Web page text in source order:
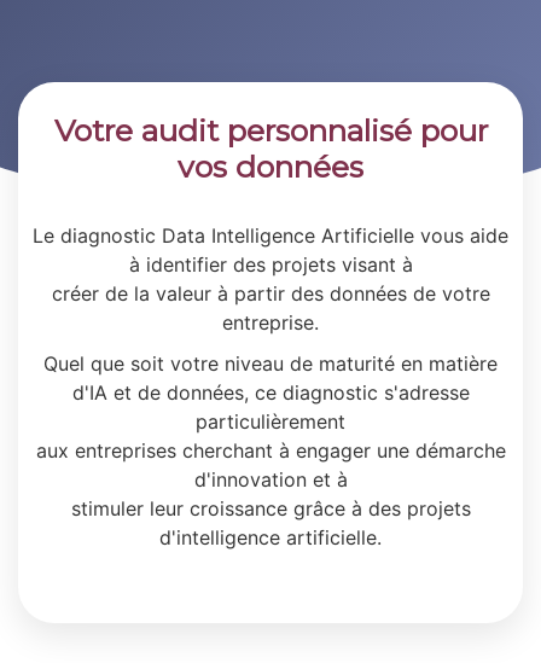
Votre audit personnalisé pour
vos données
Le diagnostic Data Intelligence Artificielle vous aide
à identifier des projets visant à
créer de la valeur à partir des données de votre
entreprise.
Quel que soit votre niveau de maturité en matière
d'IA et de données, ce diagnostic s'adresse
particulièrement
aux entreprises cherchant à engager une démarche
d'innovation et à
stimuler leur croissance grâce à des projets
d'intelligence artificielle.